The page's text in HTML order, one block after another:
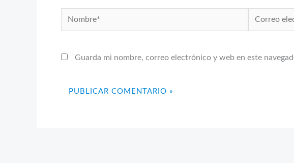
Nombre*
Correo
electrónico*
Guarda mi nombre, correo electrónico y web en este